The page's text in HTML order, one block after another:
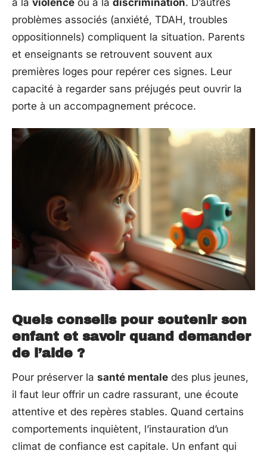
problèmes associés (anxiété, TDAH, troubles
oppositionnels) compliquent la situation. Parents
et enseignants se retrouvent souvent aux
premières loges pour repérer ces signes. Leur
capacité à regarder sans préjugés peut ouvrir la
porte à un accompagnement précoce.
Quels conseils pour soutenir son
enfant et savoir quand demander
de l’aide ?
Pour préserver la santé mentale des plus jeunes,
il faut leur offrir un cadre rassurant, une écoute
attentive et des repères stables. Quand certains
comportements inquiètent, l’instauration d’un
climat de confiance est capitale. Un enfant qui